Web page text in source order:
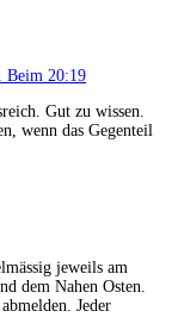
Beim 20:19
Gut zu wissen.
wenn das Gegenteil
jeweils am
dem Nahen Osten.
Jeder